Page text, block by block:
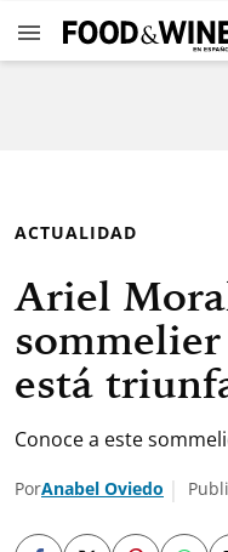
ACTUALIDAD
Ariel
está
Conoce a este
PorAnabel Oviedo